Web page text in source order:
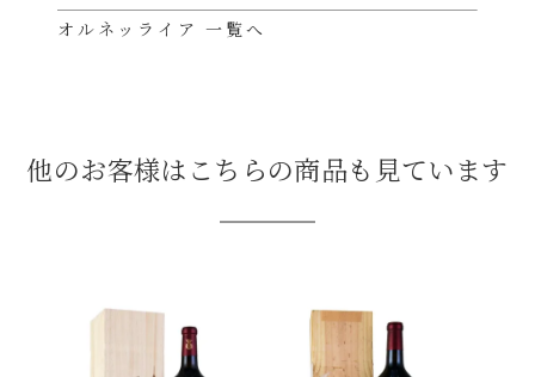
オルネッライア 一覧へ
他のお客様はこちらの商品も見ています